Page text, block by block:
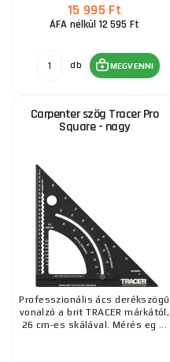
15 995 Ft
ÁFA nélkül 12 595 Ft
db MEGVENNI
Carpenter szög Tracer Pro
Square - nagy
Professzionális ács derékszögű
vonalzó a brit TRACER márkától,
26 cm-es skálával. Mérés eg ...